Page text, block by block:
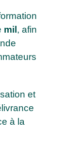
mil, afin
et
à la